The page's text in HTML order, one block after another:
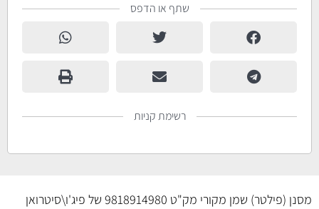
שתף או הדפס
רשימת קניות
מסנן (פילטר) שמן מקורי מק"ט 9818914980 של פיג'ו\סיטרואן